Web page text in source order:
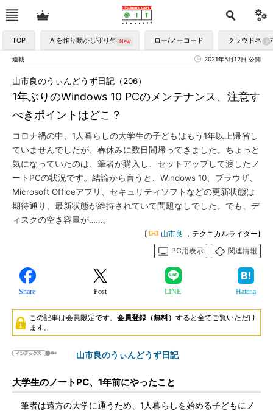
TOP AIを作り動かし守り生かす ロー/ノーコード クラウドネイ
連載 2021年5月12日 公開
1年ぶりのWindows 10 PCのメンテナンス、注意す
べきポイントはどこ？
山市良のうぃんどうず日記（206）
コロナ禍の中、1人暮らしの大学生の子どもはもう1年以上帰省し
ていませんでしたが、春休みに数日間帰ってきました。ちょっと
気になっていたのは、筆者が購入し、セットアップして渡したノ
ートPCの状況です。結論から言うと、Windows 10、ブラウザ、
Microsoft Officeアプリ、セキュリティソフトなどの更新状態は
期待通り、最新状態が維持されていて問題なしでした。でも、デ
ィスクの空き容量が……。
[ 山市良
，テクニカルライター]
PC用表示
関連情報
Share Post LINE Hatena
この記事は会員限定です。 会員登録（無料） すると全てご覧いただけ
ます。
山市良のうぃんどうず日記
大学生のノートPC、1年前にやったこと
筆者は遠方の大学に通うため、1人暮らしを始める子どもにノ